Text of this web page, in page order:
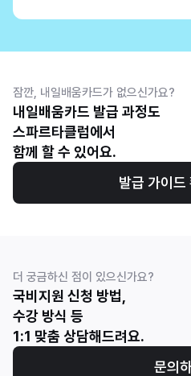
잠깐, 내일배움카드가 없으신가요?
내일배움카드 발급 과정도
스파르타클럽에서
함께 할 수 있어요.
발급 가이드
더 궁금하신 점이 있으신가요?
국비지원 신청 방법,
수강 방식 등
1:1 맞춤 상담해드려요.
문의